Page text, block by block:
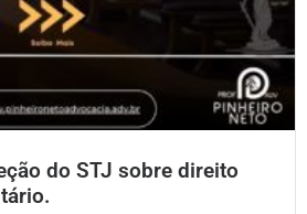
do STJ sobre direito